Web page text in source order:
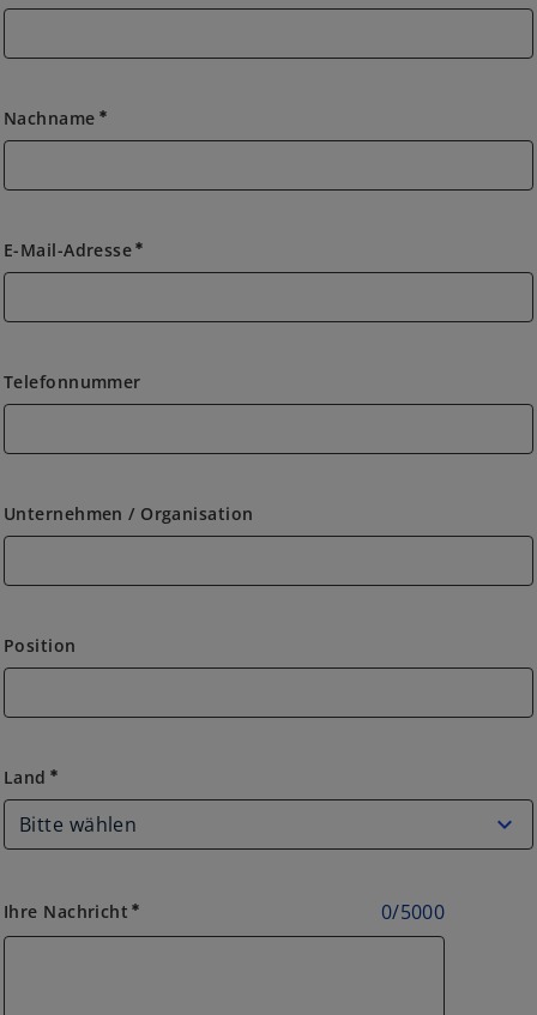
e
Nachname emergency
E-Mail-Adresse emergency
Telefonnummer
Unternehmen / Organisation
Position
Land
Land emergency
Ihre Nachricht emergency 0/5000